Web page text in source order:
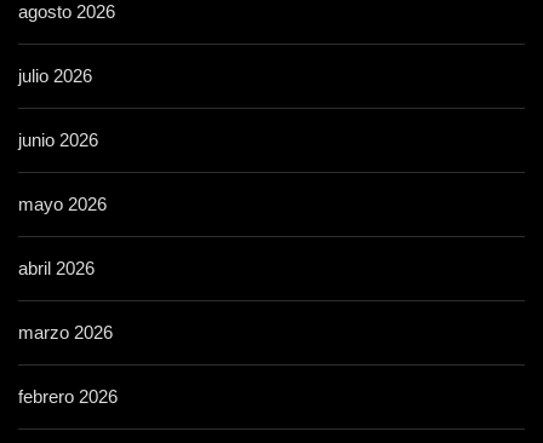
agosto 2026
julio 2026
junio 2026
mayo 2026
abril 2026
marzo 2026
febrero 2026